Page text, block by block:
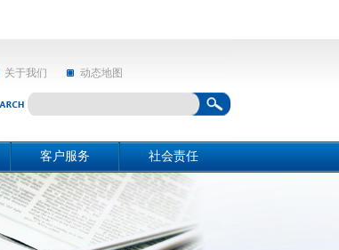
关于我们 动态地图
客户服务
关于我们
动态地图
社会责任
社会责任